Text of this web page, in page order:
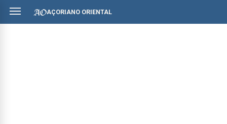
AÇORIANO ORIENTAL